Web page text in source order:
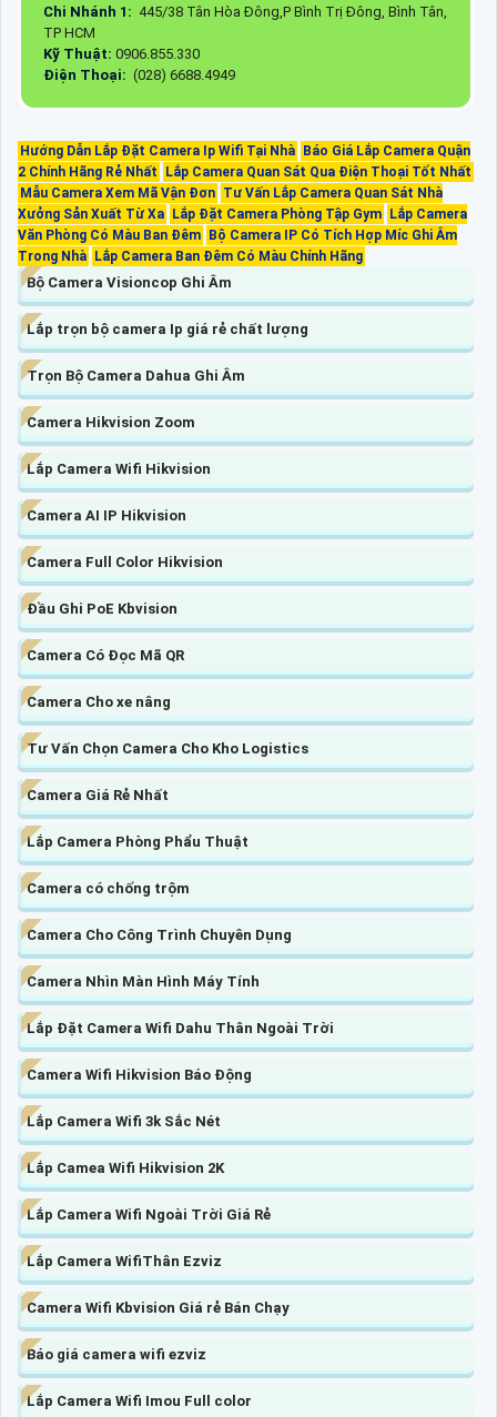
Chi Nhánh 1: 445/38 Tân Hòa Đông,P Bình Trị Đông, Bình Tân,
TP HCM
Kỹ Thuật: 0906.855.330
Điện Thoại: (028) 6688.4949
Hướng Dẫn Lắp Đặt Camera Ip Wifi Tại Nhà Báo Giá Lắp Camera Quận
2 Chính Hãng Rẻ Nhất
Lắp Camera Quan Sát Qua Điện Thoại Tốt Nhất
Mẫu Camera Xem Mã Vận Đơn Tư Vấn Lắp Camera Quan Sát Nhà
Xưởng Sản Xuất Từ Xa Lắp Đặt Camera Phòng Tập Gym Lắp Camera
Văn Phòng Có Màu Ban Đêm Bộ Camera IP Có Tích Hợp Míc Ghi Âm
Trong Nhà Lắp Camera Ban Đêm Có Màu Chính Hãng
Bộ Camera Visioncop Ghi Âm
Lắp trọn bộ camera Ip giá rẻ chất lượng
Trọn Bộ Camera Dahua Ghi Âm
Camera Hikvision Zoom
Lắp Camera Wifi Hikvision
Camera AI IP Hikvision
Camera Full Color Hikvision
Đầu Ghi PoE Kbvision
Camera Có Đọc Mã QR
Camera Cho xe nâng
Tư Vấn Chọn Camera Cho Kho Logistics
Camera Giá Rẻ Nhất
Lắp Camera Phòng Phẩu Thuật
Camera có chống trộm
Camera Cho Công Trình Chuyên Dụng
Camera Nhìn Màn Hình Máy Tính
Lắp Đặt Camera Wifi Dahu Thân Ngoài Trời
Camera Wifi Hikvision Báo Động
Lắp Camera Wifi 3k Sắc Nét
Lắp Camea Wifi Hikvision 2K
Lắp Camera Wifi Ngoài Trời Giá Rẻ
Lắp Camera WifiThân Ezviz
Camera Wifi Kbvision Giá rẻ Bán Chạy
Báo giá camera wifi ezviz
Lắp Camera Wifi Imou Full color